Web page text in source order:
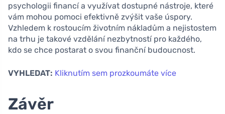
psychologii financí a využívat dostupné nástroje, které
vám mohou pomoci efektivně zvýšit vaše úspory.
Vzhledem k rostoucím životním nákladům a nejistostem
na trhu je takové vzdělání nezbytností pro každého,
kdo se chce postarat o svou finanční budoucnost.
VYHLEDAT: Kliknutím sem prozkoumáte více
Závěr